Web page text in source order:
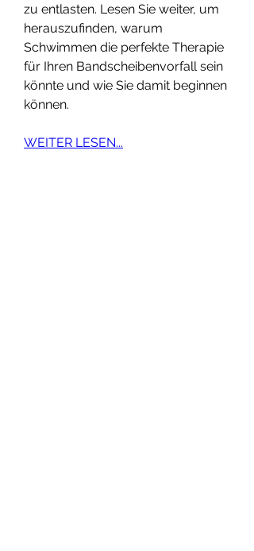
zu entlasten. Lesen Sie weiter, um
herauszufinden, warum
Schwimmen die perfekte Therapie
für Ihren Bandscheibenvorfall sein
könnte und wie Sie damit beginnen
können.
WEITER LESEN...